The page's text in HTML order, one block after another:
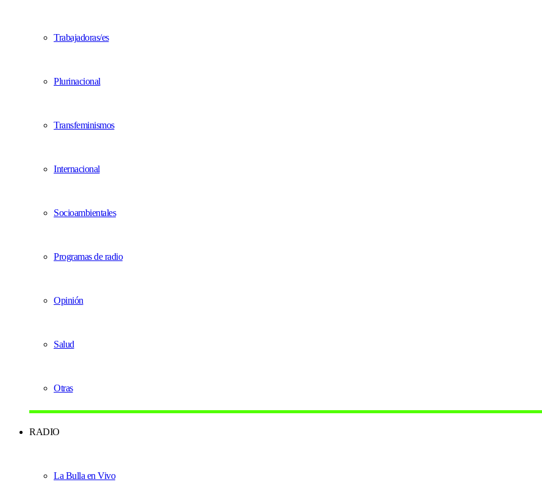
Trabajadoras/es
Plurinacional
Transfeminismos
Internacional
Socioambientales
Programas de radio
Opinión
Salud
Otras
RADIO
La Bulla en Vivo